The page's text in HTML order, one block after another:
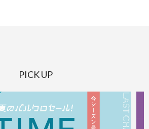
PICK UP